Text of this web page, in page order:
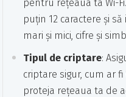
pentru rețeaua ta Wi-
puțin 12 caractere și
mari și mici, cifre și
Tipul de criptare:
criptare sigur, cum ar fi
proteja rețeaua ta de